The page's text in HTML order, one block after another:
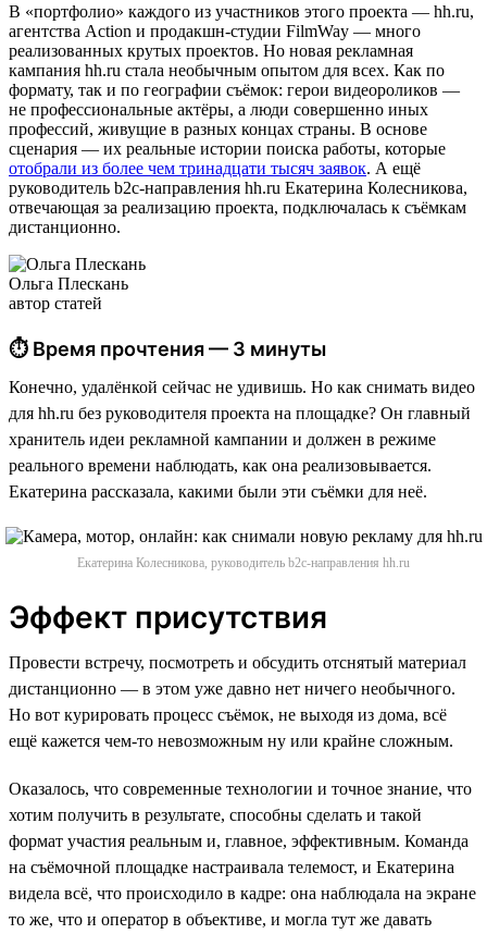
В «портфолио» каждого из участников этого проекта — hh.ru,
агентства Action и продакшн-студии FilmWay — много
реализованных крутых проектов. Но новая рекламная
кампания hh.ru стала необычным опытом для всех. Как по
формату, так и по географии съёмок: герои видеороликов —
не профессиональные актёры, а люди совершенно иных
профессий, живущие в разных концах страны. В основе
сценария — их реальные истории поиска работы, которые
отобрали из более чем тринадцати тысяч заявок. А ещё
руководитель b2c-направления hh.ru Екатерина Колесникова,
отвечающая за реализацию проекта, подключалась к съёмкам
дистанционно.
Ольга Плескань
автор статей
⏱ Время прочтения — 3 минуты
Конечно, удалёнкой сейчас не удивишь. Но как снимать видео
для hh.ru без руководителя проекта на площадке? Он главный
хранитель идеи рекламной кампании и должен в режиме
реального времени наблюдать, как она реализовывается.
Екатерина рассказала, какими были эти съёмки для неё.
Екатерина Колесникова, руководитель b2c-направления hh.ru
Эффект присутствия
Провести встречу, посмотреть и обсудить отснятый материал
дистанционно — в этом уже давно нет ничего необычного.
Но вот курировать процесс съёмок, не выходя из дома, всё
ещё кажется чем-то невозможным ну или крайне сложным.
Оказалось, что современные технологии и точное знание, что
хотим получить в результате, способны сделать и такой
формат участия реальным и, главное, эффективным. Команда
на съёмочной площадке настраивала телемост, и Екатерина
видела всё, что происходило в кадре: она наблюдала на экране
то же, что и оператор в объективе, и могла тут же давать